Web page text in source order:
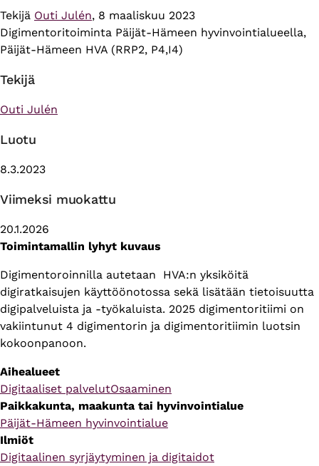
Tekijä Outi Julén, 8 maaliskuu 2023
Digimentoritoiminta Päijät-Hämeen hyvinvointialueella,
Päijät-Hämeen HVA (RRP2, P4,I4)
Tekijä
Outi Julén
Luotu
8.3.2023
Viimeksi muokattu
20.1.2026
Toimintamallin lyhyt kuvaus
Digimentoroinnilla autetaan HVA:n yksiköitä
digiratkaisujen käyttöönotossa sekä lisätään tietoisuutta
digipalveluista ja -työkaluista. 2025 digimentoritiimi on
vakiintunut 4 digimentorin ja digimentoritiimin luotsin
kokoonpanoon.
Aihealueet
Digitaaliset palvelutOsaaminen
Paikkakunta, maakunta tai hyvinvointialue
Päijät-Hämeen hyvinvointialue
Ilmiöt
Digitaalinen syrjäytyminen ja digitaidot